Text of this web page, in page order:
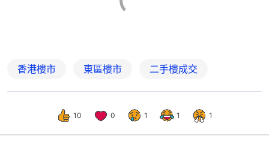
香港樓市 東區樓市 二手樓成交
10 0 1 1 1